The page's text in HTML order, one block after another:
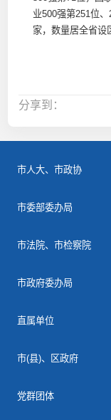
业500强第251位
家，数量居全省设
分享到：
市人大、市政协
市委部委办局
市法院、市检察院
市政府委办局
直属单位
市(县)、区政府
党群团体